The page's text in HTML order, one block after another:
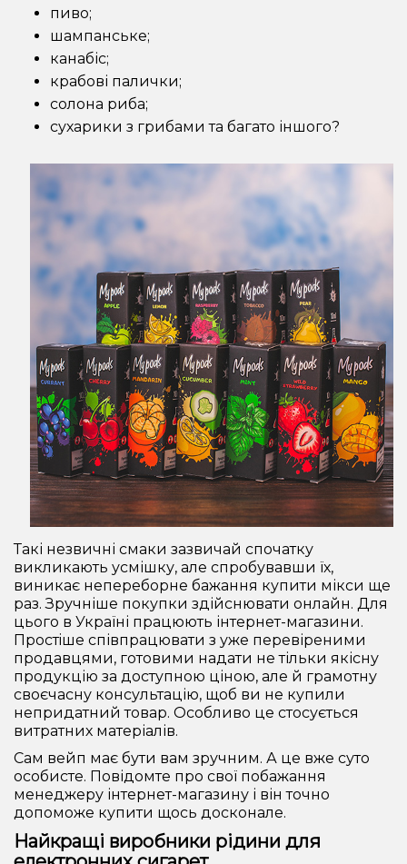
пиво;
шампанське;
канабіс;
крабові палички;
солона риба;
сухарики з грибами та багато іншого?
Такі незвичні смаки зазвичай спочатку
викликають усмішку, але спробувавши їх,
виникає непереборне бажання купити мікси ще
раз. Зручніше покупки здійснювати онлайн. Для
цього в Україні працюють інтернет-магазини.
Простiше співпрацювати з уже перевіреними
продавцями, готовими надати не тільки якісну
продукцію за доступною ціною, але й грамотну
своєчасну консультацію, щоб ви не купили
непридатний товар. Особливо це стосується
витратних матеріалів.
Сам вейп має бути вам зручним. А це вже суто
особисте. Повідомте про свої побажання
менеджеру інтернет-магазину і він точно
допоможе купити щось досконале.
Найкращі виробники рідини для